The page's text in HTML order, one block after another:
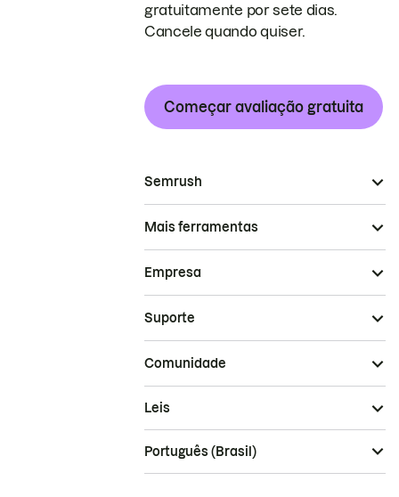
gratuitamente por sete dias.
Cancele quando quiser.
Começar avaliação gratuita
Semrush
Mais ferramentas
Empresa
Suporte
Comunidade
Leis
Português (Brasil)